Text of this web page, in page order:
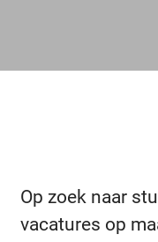
Op zoek naar
vacatures op